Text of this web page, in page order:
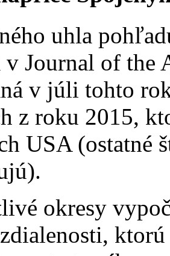
uhla
Journal of the
v júli tohto
z roku 2015,
USA (ostatné
okresy